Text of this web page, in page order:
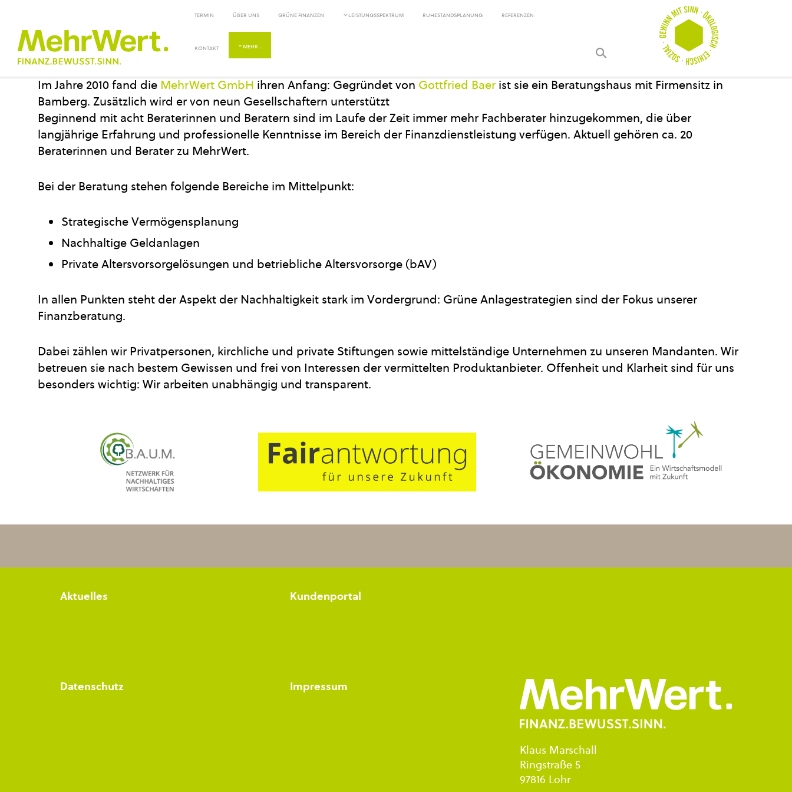
TERMIN ÜBER UNS GRÜNE FINANZEN LEISTUNGSSPEKTRUM RUHESTANDSPLANUNG REFERENZEN
KONTAKT MEHR…
Im Jahre 2010 fand die MehrWert GmbH ihren Anfang: Gegründet von Gottfried Baer ist sie ein Beratungshaus mit Firmensitz in
Bamberg. Zusätzlich wird er von neun Gesellschaftern unterstützt
Beginnend mit acht Beraterinnen und Beratern sind im Laufe der Zeit immer mehr Fachberater hinzugekommen, die über
langjährige Erfahrung und professionelle Kenntnisse im Bereich der Finanzdienstleistung verfügen. Aktuell gehören ca. 20
Beraterinnen und Berater zu MehrWert.
Bei der Beratung stehen folgende Bereiche im Mittelpunkt:
Strategische Vermögensplanung
Nachhaltige Geldanlagen
Private Altersvorsorgelösungen und betriebliche Altersvorsorge (bAV)
In allen Punkten steht der Aspekt der Nachhaltigkeit stark im Vordergrund: Grüne Anlagestrategien sind der Fokus unserer
Finanzberatung.
Dabei zählen wir Privatpersonen, kirchliche und private Stiftungen sowie mittelständige Unternehmen zu unseren Mandanten. Wir
betreuen sie nach bestem Gewissen und frei von Interessen der vermittelten Produktanbieter. Offenheit und Klarheit sind für uns
besonders wichtig: Wir arbeiten unabhängig und transparent.
Aktuelles Kundenportal
Datenschutz Impressum
Klaus Marschall
Ringstraße 5
97816 Lohr